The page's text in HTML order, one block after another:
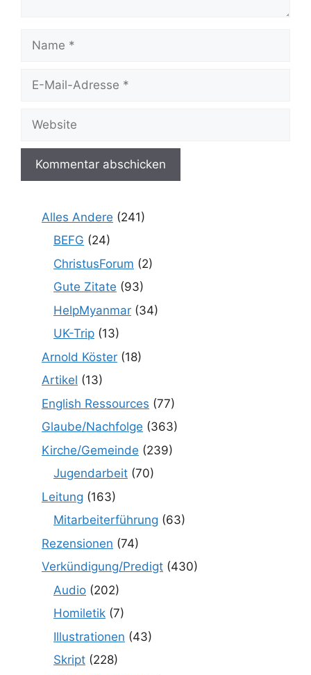
Mail-
Alles Andere (241)
BEFG (24)
ChristusForum (2)
Gute Zitate (93)
HelpMyanmar (34)
UK-Trip (13)
Arnold Köster (18)
Artikel (13)
English Ressources (77)
Glaube/Nachfolge (363)
Kirche/Gemeinde (239)
Jugendarbeit (70)
Leitung (163)
Mitarbeiterführung (63)
Rezensionen (74)
Verkündigung/Predigt (430)
Audio (202)
Homiletik (7)
Illustrationen (43)
Skript (228)